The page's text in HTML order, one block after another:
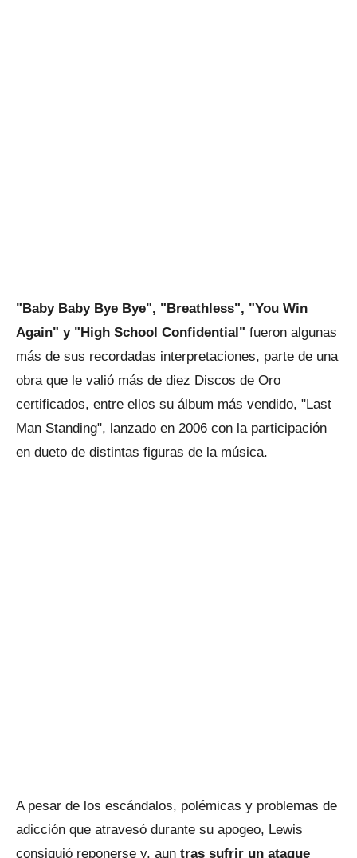
"Baby Baby Bye Bye", "Breathless", "You Win
Again" y "High School Confidential" fueron algunas
más de sus recordadas interpretaciones, parte de una
obra que le valió más de diez Discos de Oro
certificados, entre ellos su álbum más vendido, "Last
Man Standing", lanzado en 2006 con la participación
en dueto de distintas figuras de la música.
A pesar de los escándalos, polémicas y problemas de
adicción que atravesó durante su apogeo, Lewis
consiguió reponerse y, aun tras sufrir un ataque